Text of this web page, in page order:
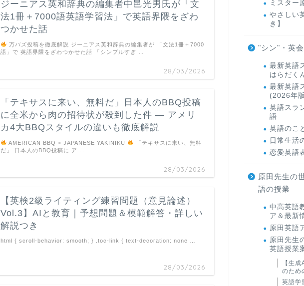
ジーニアス英和辞典の編集者中邑光男氏が「文
法1冊＋7000語英語学習法」で英語界隈をざわ
つかせた話
28/03/2026
万バズ投稿を徹底解説 ジーニアス英和辞典の編集者が 「文法1冊＋7000
語」で 英語界隈をざわつかせた話 「シンプルすぎ …
「テキサスに来い、無料だ」日本人のBBQ投稿
に全米から肉の招待状が殺到した件 ― アメリ
カ4大BBQスタイルの違いも徹底解説
28/03/2026
AMERICAN BBQ × JAPANESE YAKINIKU
「テキサスに来い、無料
だ」 日本人のBBQ投稿に ア …
【英検2級ライティング練習問題（意見論述）
Vol.3】AIと教育｜予想問題＆模範解答・詳しい
解説つき
28/03/2026
html { scroll-behavior: smooth; } .toc-link { text-decoration: none …
ミスター
やさしい
き】
"シン"・英
最新英語
はらだく
最新英語
(2026年
英語スラ
語
英語のこ
日常生活
恋愛英語
原田先生の
語の授業
中高英語
ア＆最新
原田英語
原田先生
英語授業
【生
のため
英語学